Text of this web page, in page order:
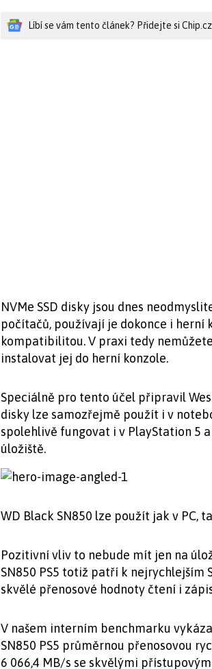
Líbí se vám tento článek? Přidejte si
NVMe SSD disky jsou dnes
počítačů, používají je dokonce i herní
kompatibilitou. V praxi tedy
instalovat jej do herní konzole.
Speciálně pro tento účel připravil
disky lze samozřejmě použít i v
spolehlivě fungovat i v PlayStation 5
úložiště.
WD Black SN850 lze použít jak v PC,
Pozitivní vliv to nebude mít jen na
SN850 PS5 totiž patří k nejrychlejším
skvělé přenosové hodnoty čtení i
V našem interním benchmarku
SN850 PS5 průměrnou přenosovou
6 066,4 MB/s se skvělými